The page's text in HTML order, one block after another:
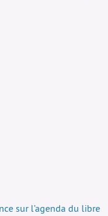
sur l’agenda du libre